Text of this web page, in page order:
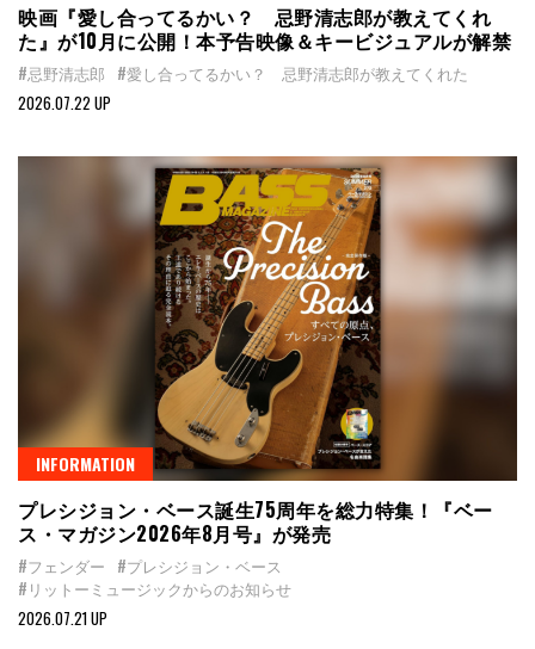
映画『愛し合ってるかい？ 忌野清志郎が教えてくれ
た』が10月に公開！本予告映像＆キービジュアルが解禁
#忌野清志郎 #愛し合ってるかい？ 忌野清志郎が教えてくれた
2026.07.22 UP
INFORMATION
プレシジョン・ベース誕生75周年を総力特集！『ベー
ス・マガジン2026年8月号』が発売
#フェンダー #プレシジョン・ベース
#リットーミュージックからのお知らせ
2026.07.21 UP